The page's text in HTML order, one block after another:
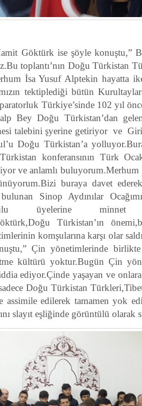
Göktürk ise şöyle konuştu,”
toplantı’nın Doğu Türkistan
İsa Yusuf Alptekin hayatta
tektiplediği bütün
Türkiye’sinde 102 yıl
Bey Doğu Türkistan’dan
talebini şyerine getiriyor ve
Doğu Türkistan’a
konferansının Türk
ve anlamlı
buraya davet ederek
Sinop Aydınılar
üyelerine minnet
Türkistan’ın
komşularına karşı olar
Çin yönetimlerinde
kültürü yoktur.Bugün Çin
ediyor.Çinde yaşayan ve
Doğu Türkistan
assimile edilerek tamamen yok
slayıt eşliğinde görüntülü olarak